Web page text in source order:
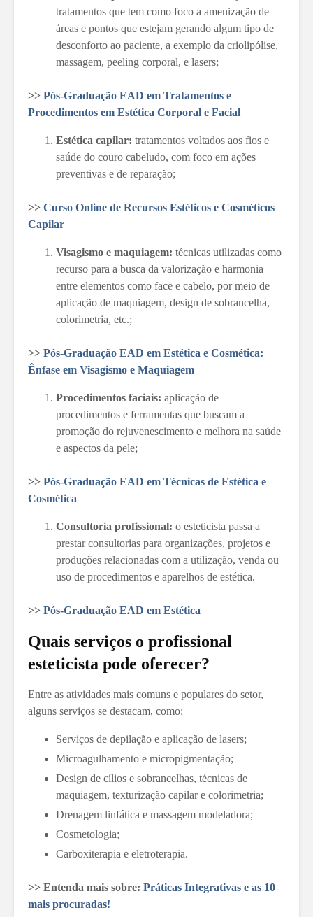
tratamentos que tem como foco a amenização de
áreas e pontos que estejam gerando algum tipo de
desconforto ao paciente, a exemplo da criolipólise,
massagem, peeling corporal, e lasers;
>> Pós-Graduação EAD em Tratamentos e
Procedimentos em Estética Corporal e Facial
Estética capilar: tratamentos voltados aos fios e
saúde do couro cabeludo, com foco em ações
preventivas e de reparação;
>> Curso Online de Recursos Estéticos e Cosméticos
Capilar
Visagismo e maquiagem: técnicas utilizadas como
recurso para a busca da valorização e harmonia
entre elementos como face e cabelo, por meio de
aplicação de maquiagem, design de sobrancelha,
colorimetria, etc.;
>> Pós-Graduação EAD em Estética e Cosmética:
Ênfase em Visagismo e Maquiagem
Procedimentos faciais: aplicação de
procedimentos e ferramentas que buscam a
promoção do rejuvenescimento e melhora na saúde
e aspectos da pele;
>> Pós-Graduação EAD em Técnicas de Estética e
Cosmética
Consultoria profissional: o esteticista passa a
prestar consultorias para organizações, projetos e
produções relacionadas com a utilização, venda ou
uso de procedimentos e aparelhos de estética.
>> Pós-Graduação EAD em Estética
Quais serviços o profissional
esteticista pode oferecer?
Entre as atividades mais comuns e populares do setor,
alguns serviços se destacam, como:
Serviços de depilação e aplicação de lasers;
Microagulhamento e micropigmentação;
Design de cílios e sobrancelhas, técnicas de
maquiagem, texturização capilar e colorimetria;
Drenagem linfática e massagem modeladora;
Cosmetologia;
Carboxiterapia e eletroterapia.
>> Entenda mais sobre: Práticas Integrativas e as 10
mais procuradas!